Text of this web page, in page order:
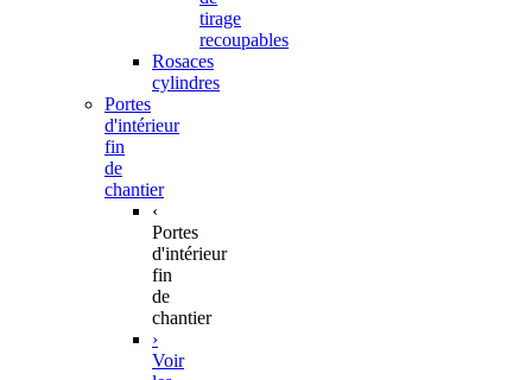
tirage
recoupables
Rosaces
cylindres
Portes
d'intérieur
fin
de
chantier
‹
Portes
d'intérieur
fin
de
chantier
›
Voir